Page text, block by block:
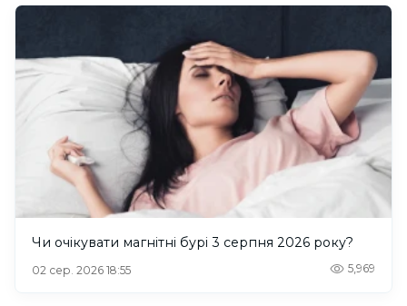
Чи очікувати магнітні бурі 3 серпня 2026 року?
02 сер. 2026 18:55 5,969